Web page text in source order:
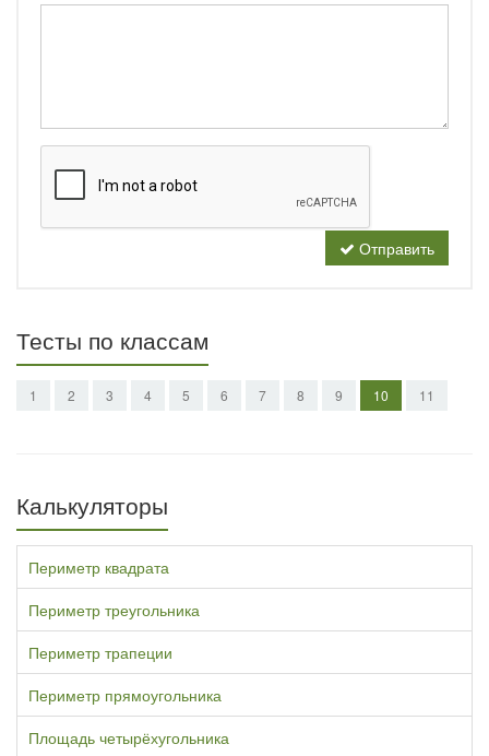
Отправить
Тесты по классам
1 2 3 4 5 6 7 8 9 10 11
Калькуляторы
Периметр квадрата
Периметр треугольника
Периметр трапеции
Периметр прямоугольника
Площадь четырёхугольника